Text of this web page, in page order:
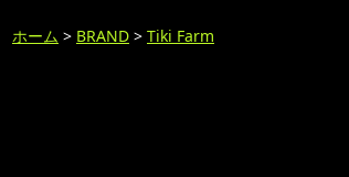
ホーム > BRAND > Tiki Farm